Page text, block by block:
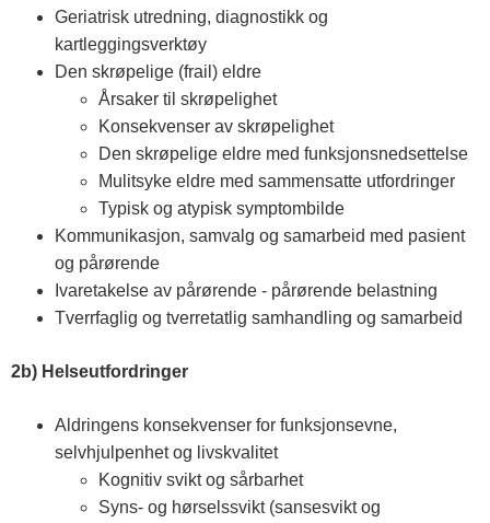
Geriatrisk utredning, diagnostikk og
kartleggingsverktøy
Den skrøpelige (frail) eldre
Årsaker til skrøpelighet
Konsekvenser av skrøpelighet
Den skrøpelige eldre med funksjonsnedsettelse
Mulitsyke eldre med sammensatte utfordringer
Typisk og atypisk symptombilde
Kommunikasjon, samvalg og samarbeid med pasient
og pårørende
Ivaretakelse av pårørende - pårørende belastning
Tverrfaglig og tverretatlig samhandling og samarbeid
2b) Helseutfordringer
Aldringens konsekvenser for funksjonsevne,
selvhjulpenhet og livskvalitet
Kognitiv svikt og sårbarhet
Syns- og hørselssvikt (sansesvikt og